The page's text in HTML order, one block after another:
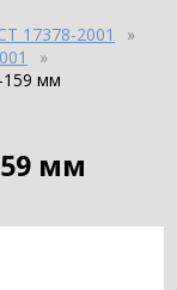
17378-2001
159 мм
мм